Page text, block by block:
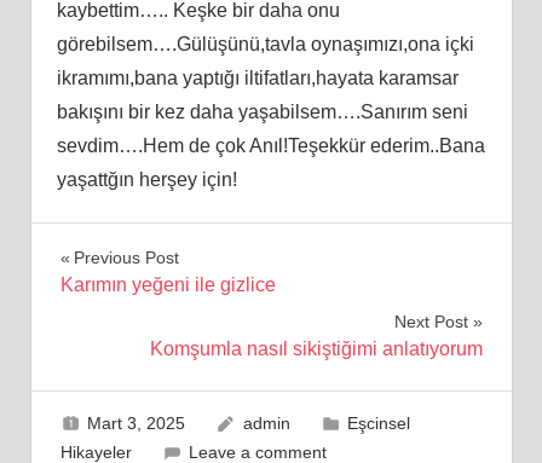
kaybettim….. Keşke bir daha onu
görebilsem….Gülüşünü,tavla oynaşımızı,ona içki
ikramımı,bana yaptığı iltifatları,hayata karamsar
bakışını bir kez daha yaşabilsem….Sanırım seni
sevdim….Hem de çok Anıl!Teşekkür ederim..Bana
yaşattğın herşey için!
Yazı
Previous Post
Karımın yeğeni ile gizlice
Next Post
Komşumla nasıl sikiştiğimi anlatıyorum
Mart 3, 2025 admin
Eşcinsel
Hikayeler
Leave a comment